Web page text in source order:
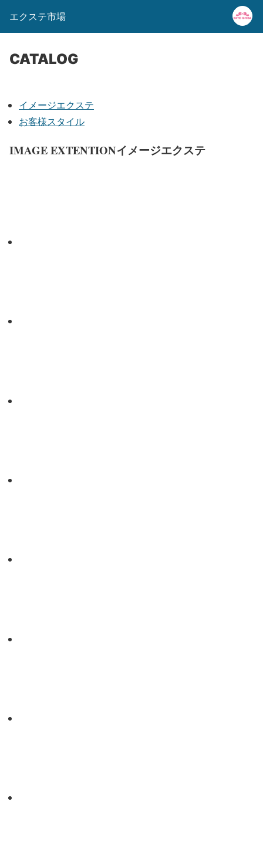
エクステ市場
CATALOG
イメージエクステ
お客様スタイル
IMAGE EXTENTIONイメージエクステ